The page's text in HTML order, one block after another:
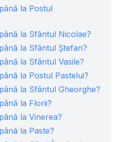
la Postul
la Sfântul Nicolae?
la Sfântul Ștefan?
la Sfântul Vasile?
la Postul Pastelui?
la Sfântul Gheorghe?
la Florii?
la Vinerea?
la Paste?